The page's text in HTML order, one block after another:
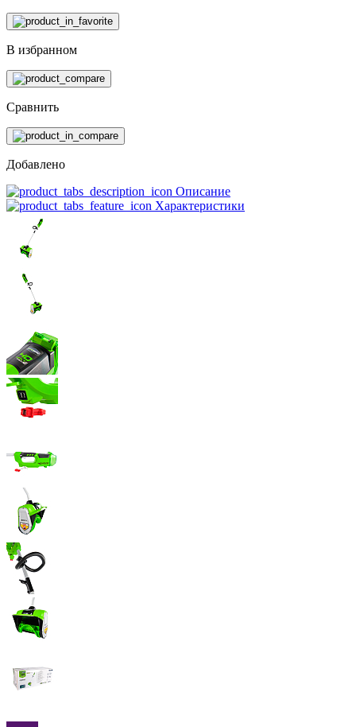
В избранном
Сравнить
Добавлено
Описание
Характеристики